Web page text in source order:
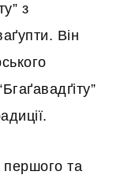
з
Він
та